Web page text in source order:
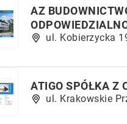
AZ
ul. Kobierzycka
ATIGO SPÓŁKA Z
ul. Krakowskie